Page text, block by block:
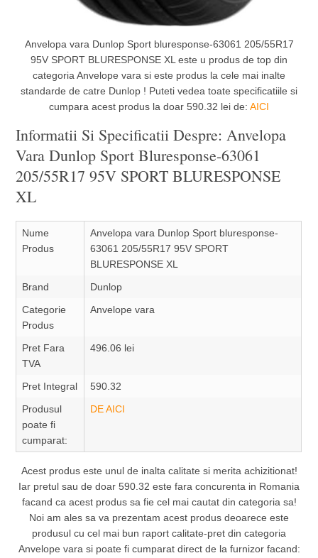
Anvelopa vara Dunlop Sport bluresponse-63061 205/55R17
95V SPORT BLURESPONSE XL este u produs de top din
categoria Anvelope vara si este produs la cele mai inalte
standarde de catre Dunlop ! Puteti vedea toate specificatiile si
cumpara acest produs la doar 590.32 lei de: AICI
Informatii Si Specificatii Despre: Anvelopa
Vara Dunlop Sport Bluresponse-63061
205/55R17 95V SPORT BLURESPONSE
XL
Nume
Produs
Anvelopa vara Dunlop Sport bluresponse-
63061 205/55R17 95V SPORT
BLURESPONSE XL
Brand
Dunlop
Categorie
Produs
Anvelope vara
Pret Fara
TVA
496.06 lei
Pret Integral
590.32
Produsul
poate fi
cumparat:
DE AICI
Acest produs este unul de inalta calitate si merita achizitionat!
Iar pretul sau de doar 590.32 este fara concurenta in Romania
facand ca acest produs sa fie cel mai cautat din categoria sa!
Noi am ales sa va prezentam acest produs deoarece este
produsul cu cel mai bun raport calitate-pret din categoria
Anvelope vara si poate fi cumparat direct de la furnizor facand: